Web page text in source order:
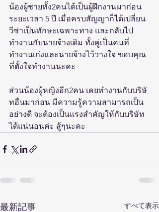
น้องผู้ชายทั้ง2คนได้เป็นผู้ฝึกงานมาก่อน
ระยะเวลา 5 ปี เมื่อครบสัญญาก็ได้เปลี่ยน
วีซ่าเป็นทักษะเฉพาะทาง และกลับไป
ทำงานกับนายจ้างเดิม ทั้งคู่เป็นคนที่
ทำงานเก่งและนายจ้างไว้วางใจ ขอบคุณ​
ที่ตั้งใจทำงานนะคะ
ส่วนน้องผู้หญิง​อีก2คน เคยทำงานกับบริษั​
ทอ​ื่นมาก่อน มีความรู้ความสามารถเป็น
อย่างดี จะต้องเป็นแรงสำคัญให้กับบริษั​ท​
ได้แน่นอนค่ะ สู้ๆนะคะ
最新記事 すべて表示